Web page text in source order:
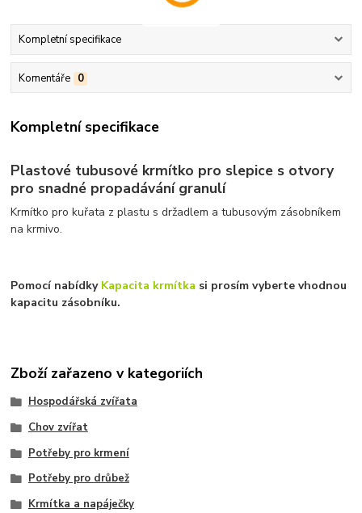
Kompletní specifikace
Komentáře 0
Kompletní specifikace
Plastové tubusové krmítko pro slepice s otvory
pro snadné propadávání granulí
Krmítko pro kuřata z plastu s držadlem a tubusovým zásobníkem
na krmivo.
Pomocí nabídky Kapacita krmítka si prosím vyberte vhodnou
kapacitu zásobníku.
Zboží zařazeno v kategoriích
Hospodářská zvířata
Chov zvířat
Potřeby pro krmení
Potřeby pro drůbež
Krmítka a napáječky